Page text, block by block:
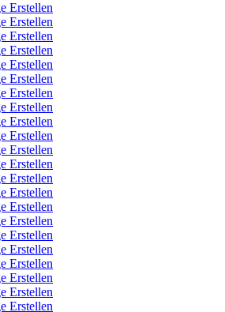
Erstellen
Erstellen
Erstellen
Erstellen
Erstellen
Erstellen
Erstellen
Erstellen
Erstellen
Erstellen
Erstellen
Erstellen
Erstellen
Erstellen
Erstellen
Erstellen
Erstellen
Erstellen
Erstellen
Erstellen
Erstellen
Erstellen